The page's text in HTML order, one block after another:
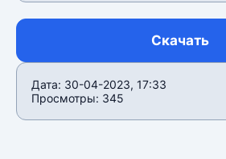
Скачать
Дата: 30-04-2023, 17:33
Просмотры: 345